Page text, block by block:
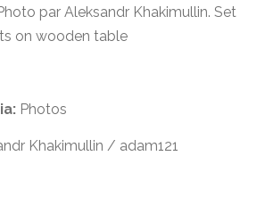
par Aleksandr Khakimullin. Set
on wooden table
Photos
Khakimullin / adam121